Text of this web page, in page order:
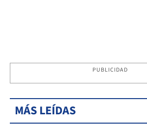
PUBLICIDAD
MÁS LEÍDAS